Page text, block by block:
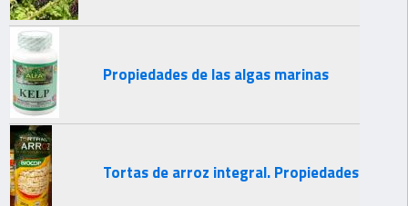
Propiedades de las algas marinas
Tortas de arroz integral. Propiedades